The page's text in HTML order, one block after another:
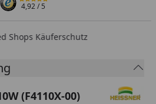
4,92/ 5
Shops Käuferschutz
(F4110X-00)